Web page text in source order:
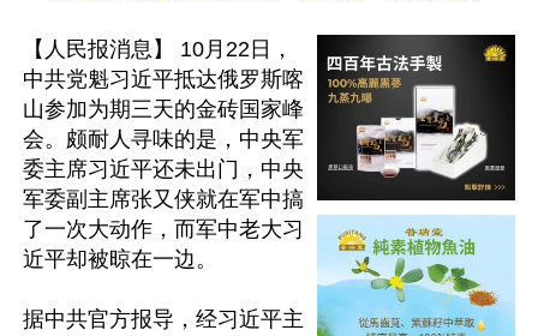
【人民报消息】 10月22日，
中共党魁习近平抵达俄罗斯喀
山参加为期三天的金砖国家峰
会。颇耐人寻味的是，中央军
委主席习近平还未出门，中央
军委副主席张又侠就在军中搞
了一次大动作，而军中老大习
近平却被晾在一边。
据中共官方报导，经习近平主